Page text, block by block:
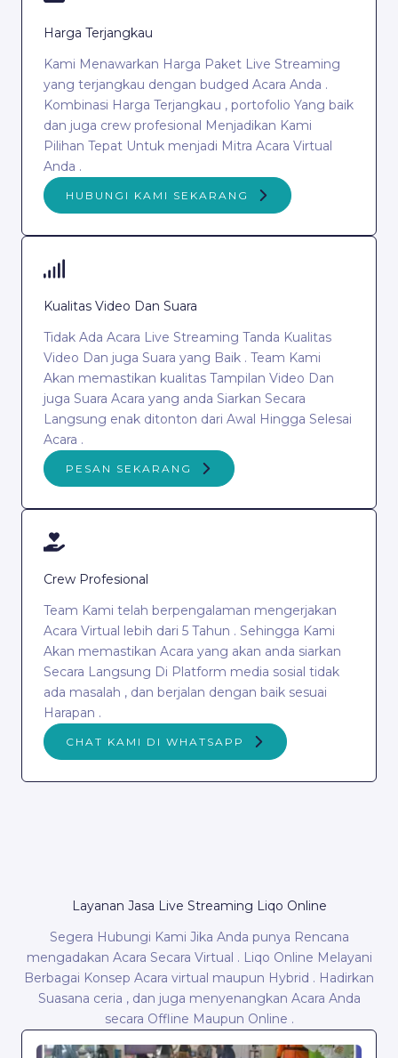
Harga Terjangkau
Kami Menawarkan Harga Paket Live Streaming
yang terjangkau dengan budged Acara Anda .
Kombinasi Harga Terjangkau , portofolio Yang baik
dan juga crew profesional Menjadikan Kami
Pilihan Tepat Untuk menjadi Mitra Acara Virtual
Anda .
HUBUNGI KAMI SEKARANG
Kualitas Video Dan Suara
Tidak Ada Acara Live Streaming Tanda Kualitas
Video Dan juga Suara yang Baik . Team Kami
Akan memastikan kualitas Tampilan Video Dan
juga Suara Acara yang anda Siarkan Secara
Langsung enak ditonton dari Awal Hingga Selesai
Acara .
PESAN SEKARANG
Crew Profesional
Team Kami telah berpengalaman mengerjakan
Acara Virtual lebih dari 5 Tahun . Sehingga Kami
Akan memastikan Acara yang akan anda siarkan
Secara Langsung Di Platform media sosial tidak
ada masalah , dan berjalan dengan baik sesuai
Harapan .
CHAT KAMI DI WHATSAPP
Layanan Jasa Live Streaming Liqo Online
Segera Hubungi Kami Jika Anda punya Rencana
mengadakan Acara Secara Virtual . Liqo Online Melayani
Berbagai Konsep Acara virtual maupun Hybrid . Hadirkan
Suasana ceria , dan juga menyenangkan Acara Anda
secara Offline Maupun Online .